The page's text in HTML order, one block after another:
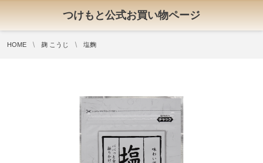
つけもと公式お買い物ページ
HOME 麹 こうじ 塩麴